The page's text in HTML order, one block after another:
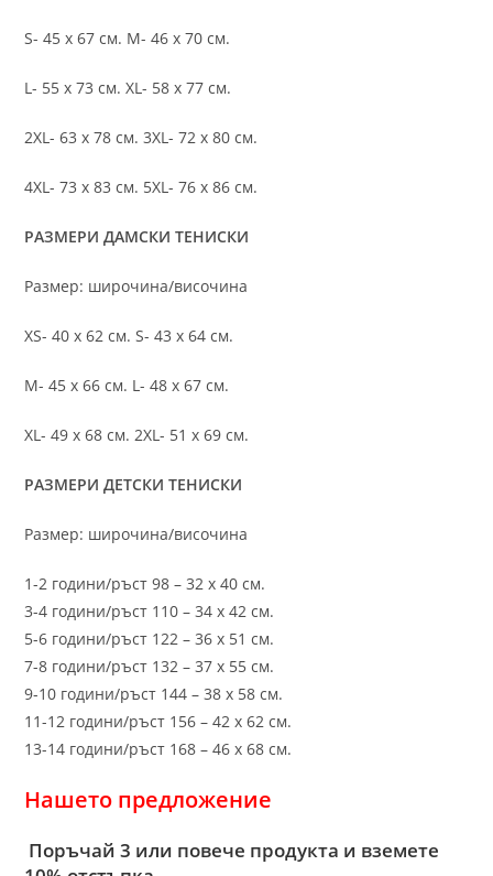
S- 45 х 67 см. M- 46 х 70 см.
L- 55 х 73 см. XL- 58 х 77 см.
2XL- 63 х 78 см. 3XL- 72 х 80 см.
4XL- 73 х 83 см. 5XL- 76 х 86 см.
РАЗМЕРИ ДАМСКИ ТЕНИСКИ
Размер: широчина/височина
XS- 40 х 62 см. S- 43 х 64 см.
M- 45 х 66 см. L- 48 х 67 см.
XL- 49 х 68 см. 2XL- 51 х 69 см.
РАЗМЕРИ ДЕТСКИ ТЕНИСКИ
Размер: широчина/височина
1-2 години/ръст 98 – 32 х 40 см.
3-4 години/ръст 110 – 34 х 42 см.
5-6 години/ръст 122 – 36 х 51 см.
7-8 години/ръст 132 – 37 х 55 см.
9-10 години/ръст 144 – 38 х 58 см.
11-12 години/ръст 156 – 42 x 62 см.
13-14 години/ръст 168 – 46 х 68 см.
Нашето предложение
Поръчай 3 или повече продукта и вземете